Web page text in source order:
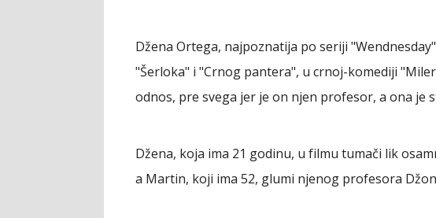
Džena Ortega, najpoznatija po seriji
"Šerloka" i "Crnog pantera", u crnoj-komediji
odnos, pre svega jer je on njen profesor, a ona je
Džena, koja ima 21 godinu, u filmu tumači lik
a Martin, koji ima 52, glumi njenog profesora